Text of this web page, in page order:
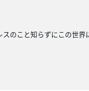
のこと知らずにこの世界